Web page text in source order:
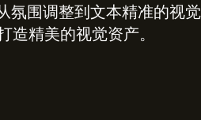
氛围调整到文本精准的视觉
精美的视觉资产。